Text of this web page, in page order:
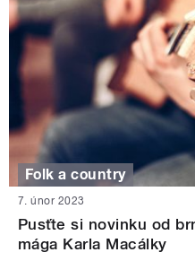
Folk a country
7. únor 2023
Pusťte si novinku od
mága Karla Macálky